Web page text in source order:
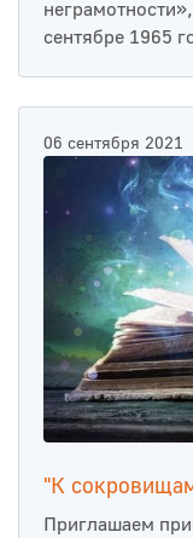
сентябре 1965
06 сентября 2021
"К
Приглашаем